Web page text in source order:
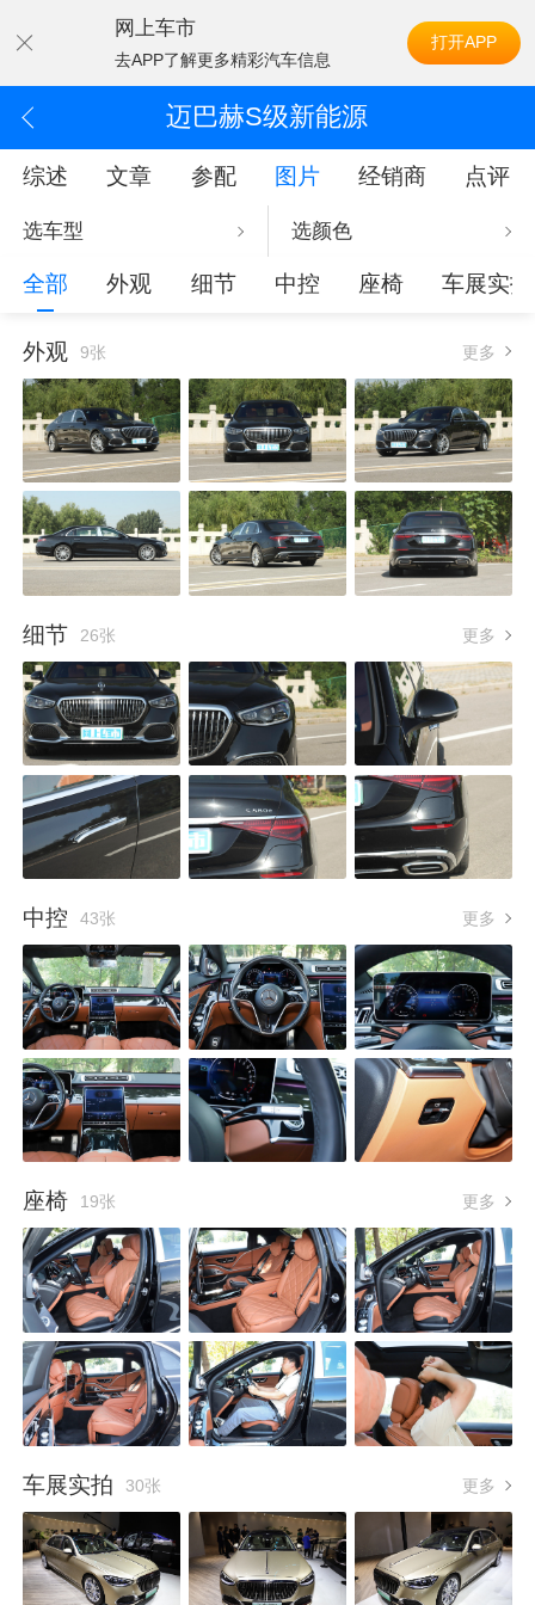
网上车市
去APP了解更多精彩汽车信息
打开APP
迈巴赫S级新能源
综述 文章 参配 图片 经销商 点评
选车型 选颜色
全部 外观 细节 中控 座椅 车展实拍
外观 9张 更多
细节 26张 更多
中控 43张 更多
座椅 19张 更多
车展实拍 30张 更多